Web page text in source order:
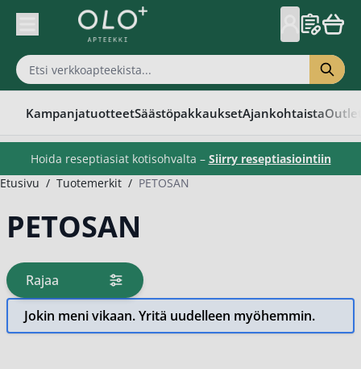
Skip to Content
KampanjatuotteetSäästöpakkauksetAjankohtaista
Hoida reseptiasiat kotisohvalta – Siirry reseptiasiointiin
Etusivu / Tuotemerkit / PETOSAN
PETOSAN
Rajaa
tuotteita
Jokin meni vikaan. Yritä uudelleen myöhemmin.